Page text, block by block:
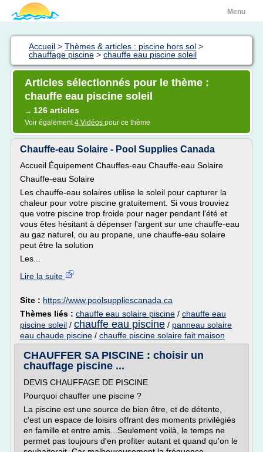
Menu
Accueil > Thèmes & articles : piscine hors sol >
chauffage piscine > chauffe eau piscine soleil
Articles sélectionnés pour le thème :
chauffe eau piscine soleil
→ 126 articles
Voir également4 Vidéos pour ce thème
Chauffe-eau Solaire - Pool Supplies Canada
Accueil Équipement Chauffes-eau Chauffe-eau Solaire
Chauffe-eau Solaire
Les chauffe-eau solaires utilise le soleil pour capturer la
chaleur pour votre piscine gratuitement. Si vous trouviez
que votre piscine trop froide pour nager pendant l'été et
vous êtes hésitant à dépenser l'argent sur une chauffe-eau
au gaz naturel, ou au propane, une chauffe-eau solaire
peut être la solution
Les...
Lire la suite
Site : https://www.poolsuppliescanada.ca
Thèmes liés : chauffe eau solaire piscine / chauffe eau
piscine soleil / chauffe eau piscine / panneau solaire
eau chaude piscine / chauffe piscine solaire fait maison
CHAUFFER SA PISCINE : choisir un
chauffage piscine ...
DEVIS CHAUFFAGE DE PISCINE
Pourquoi chauffer une piscine ?
La piscine est une source de bien être, et de détente,
c'est un espace de loisirs offrant des moments privilégiés
en famille et entre amis...Seulement voilà, le temps ne
permet pas toujours d'en profiter autant et quand qu'on le